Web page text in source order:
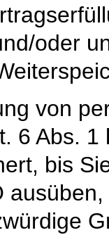
oder
von
6 Abs.
bis